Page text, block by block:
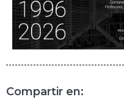
Compartir en: